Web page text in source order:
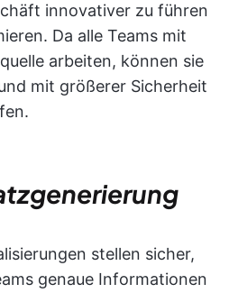
innovativer zu führen
Da alle Teams mit
arbeiten, können sie
mit größerer Sicherheit
stellen sicher,
genaue Informationen